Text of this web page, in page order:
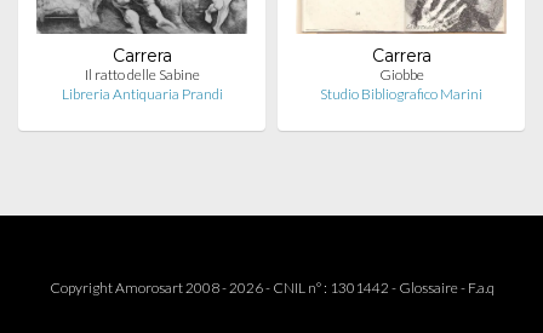
Carrera
Il ratto delle Sabine
Libreria Antiquaria Prandi
Carrera
Giobbe
Studio Bibliografico Marini
Copyright Amorosart 2008 - 2026 - CNIL n° : 1301442 - Glossaire- F.a.q